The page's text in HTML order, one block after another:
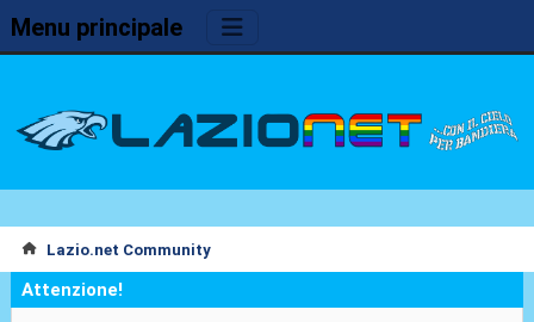
Menu principale
Lazio.net Community
Attenzione!